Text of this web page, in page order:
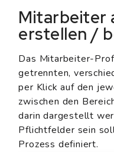
Mitarbeiter
erstellen /
Das Mitarbeiter-
getrennten,
per Klick auf den
zwischen den
darin dargestellt
Pflichtfelder sein
Prozess definiert.